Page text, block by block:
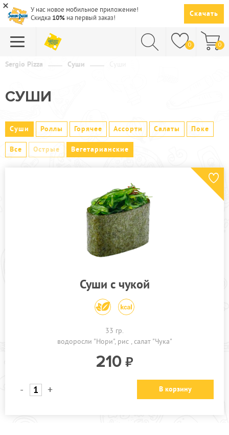
У нас новое мобильное приложение!
Скидка 10% на первый заказ! Скачать
0 0
ПАСТА
ГОРЯЧЕЕ
НАПИТКИ
ДЕСЕРТЫ
ПРОЧЕЕ
АКЦИИ
Sergio Pizza Суши
СУШИ
Суши Роллы Горячее Ассорти Салаты Поке
Все Острые Вегетарианские
Суши с чукой
33 гр.
водоросли "Нори" рис салат "Чука"
210
- + В корзину